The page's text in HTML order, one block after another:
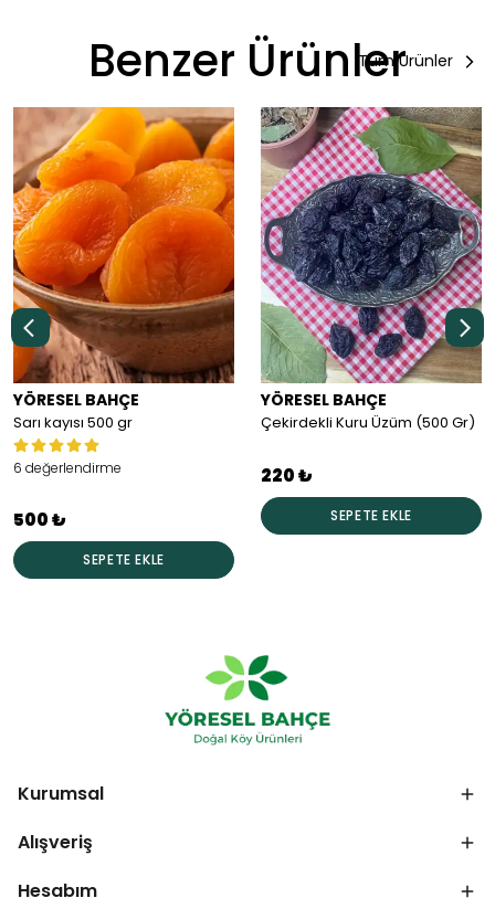
Benzer ÜrünlerTüm Ürünler
YÖRESEL BAHÇE
Sarı kayısı 500 gr
6 değerlendirme
500 ₺
SEPETE EKLE
YÖRESEL BAHÇE
Çekirdekli Kuru Üzüm (500 Gr)
220 ₺
SEPETE EKLE
Kurumsal
Alışveriş
Hesabım